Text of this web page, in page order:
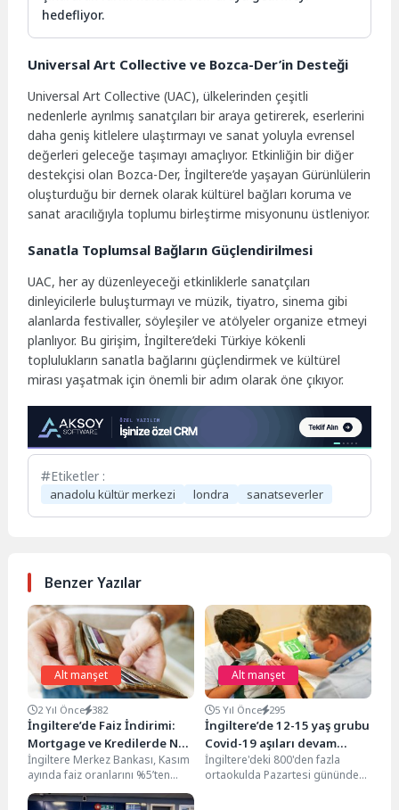
hedefliyor.
Universal Art Collective ve Bozca-Der’in Desteği
Universal Art Collective (UAC), ülkelerinden çeşitli
nedenlerle ayrılmış sanatçıları bir araya getirerek, eserlerini
daha geniş kitlelere ulaştırmayı ve sanat yoluyla evrensel
değerleri geleceğe taşımayı amaçlıyor. Etkinliğin bir diğer
destekçisi olan Bozca-Der, İngiltere’de yaşayan Gürünlülerin
oluşturduğu bir dernek olarak kültürel bağları koruma ve
sanat aracılığıyla toplumu birleştirme misyonunu üstleniyor.
Sanatla Toplumsal Bağların Güçlendirilmesi
UAC, her ay düzenleyeceği etkinliklerle sanatçıları
dinleyicilerle buluşturmayı ve müzik, tiyatro, sinema gibi
alanlarda festivaller, söyleşiler ve atölyeler organize etmeyi
planlıyor. Bu girişim, İngiltere’deki Türkiye kökenli
toplulukların sanatla bağlarını güçlendirmek ve kültürel
mirası yaşatmak için önemli bir adım olarak öne çıkıyor.
Etiketler :
anadolu kültür merkezi londra sanatseverler
Benzer Yazılar
Alt manşet
2 Yıl Önce 382
İngiltere’de Faiz İndirimi:
Mortgage ve Kredilerde Ne
Anlama Geliyor?
İngiltere Merkez Bankası, Kasım
ayında faiz oranlarını %5’ten
%4,75’e indirerek 2024 yılındaki
ikinci faiz indirimi...
Alt manşet
5 Yıl Önce 295
İngiltere’de 12-15 yaş grubu
Covid-19 aşıları devam
ediyor
İngiltere'deki 800'den fazla
ortaokulda Pazartesi gününden